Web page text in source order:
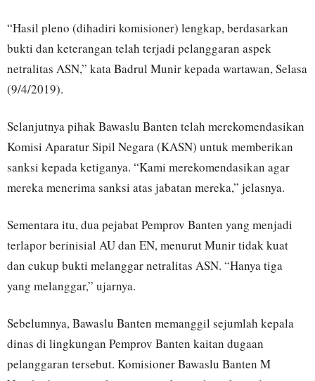
“Hasil pleno (dihadiri komisioner) lengkap, berdasarkan
bukti dan keterangan telah terjadi pelanggaran aspek
netralitas ASN,” kata Badrul Munir kepada wartawan, Selasa
(9/4/2019).
Selanjutnya pihak Bawaslu Banten telah merekomendasikan
Komisi Aparatur Sipil Negara (KASN) untuk memberikan
sanksi kepada ketiganya. “Kami merekomendasikan agar
mereka menerima sanksi atas jabatan mereka,” jelasnya.
Sementara itu, dua pejabat Pemprov Banten yang menjadi
terlapor berinisial AU dan EN, menurut Munir tidak kuat
dan cukup bukti melanggar netralitas ASN. “Hanya tiga
yang melanggar,” ujarnya.
Sebelumnya, Bawaslu Banten memanggil sejumlah kepala
dinas di lingkungan Pemprov Banten kaitan dugaan
pelanggaran tersebut. Komisioner Bawaslu Banten M